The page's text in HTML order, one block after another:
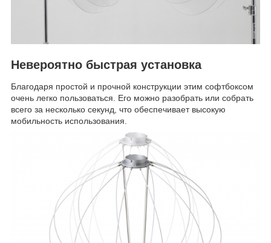
Невероятно быстрая установка
Благодаря простой и прочной конструкции этим софтбоксом
очень легко пользоваться. Его можно разобрать или собрать
всего за несколько секунд, что обеспечивает высокую
мобильность использования.